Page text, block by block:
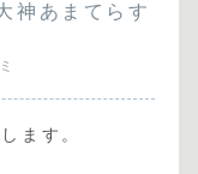
あまてらす
ます。